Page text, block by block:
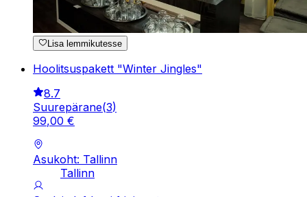
Lisa lemmikutesse
Hoolitsuspakett "Winter Jingles"
8.7
Suurepärane(3)
99,00 €
Asukoht: Tallinn
Tallinn